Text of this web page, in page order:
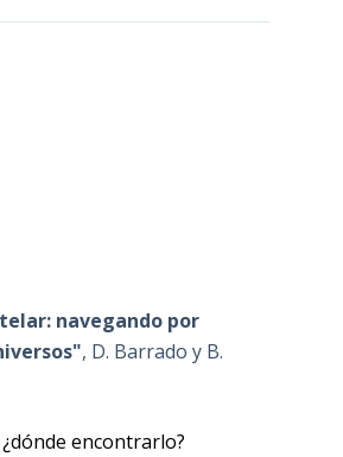
navegando por
, D. Barrado y B.
encontrarlo?